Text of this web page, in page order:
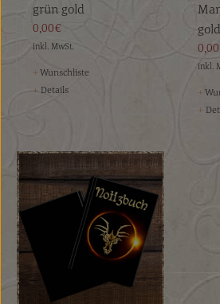
grün gold
0,00€
inkl. MwSt.
+ Wunschliste
+ Details
inkl.
+
+